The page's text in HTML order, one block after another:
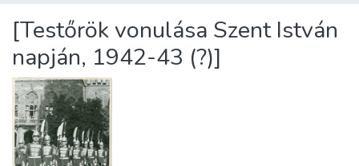
Statistics
About us
[Testőrök vonulása Szent István
napján, 1942-43 (?)]